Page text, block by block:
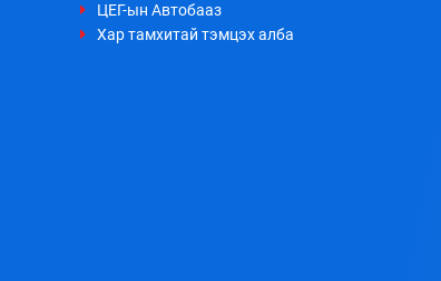
ЦЕГ-ын Автобааз
Хар тамхитай тэмцэх алба